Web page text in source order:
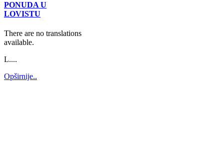
PONUDA U
LOVISTU
There are no translations
available.
L....
Opširnije..